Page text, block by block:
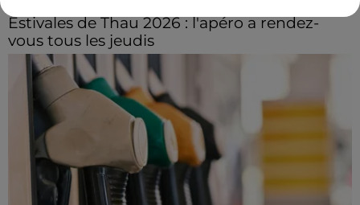
Estivales de Thau 2026 : l'apéro a rendez-
vous tous les jeudis